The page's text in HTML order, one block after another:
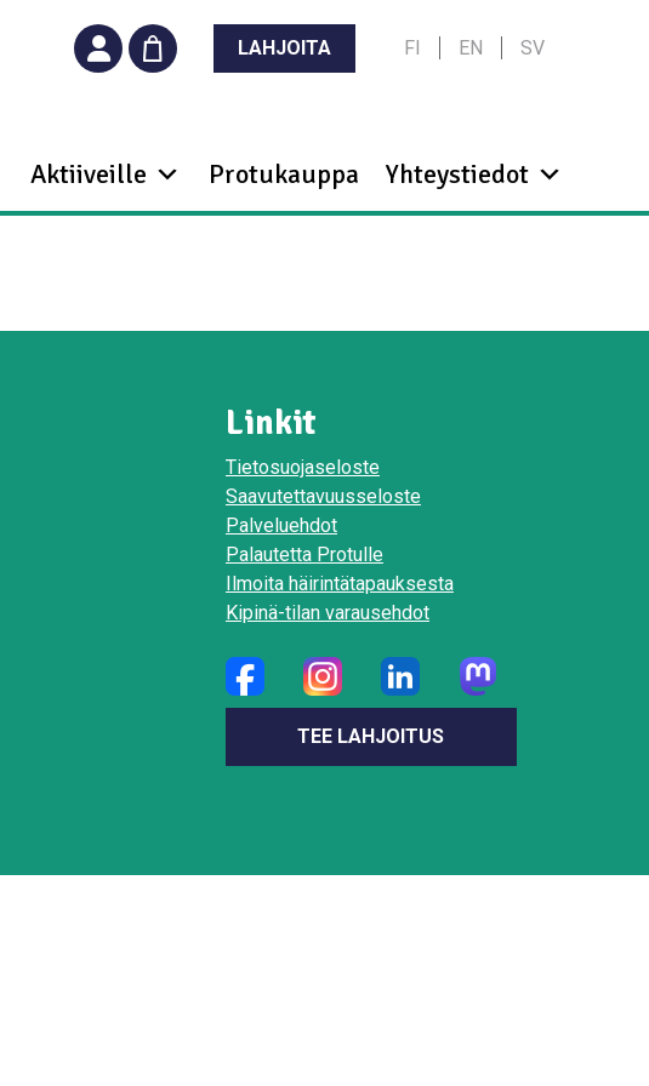
LAHJOITA FI EN SV
Aktiiveille Protukauppa Yhteystiedot
Linkit
Tietosuojaseloste
Saavutettavuusseloste
Palveluehdot
Palautetta Protulle
Ilmoita häirintätapauksesta
Kipinä-tilan varausehdot
TEE LAHJOITUS